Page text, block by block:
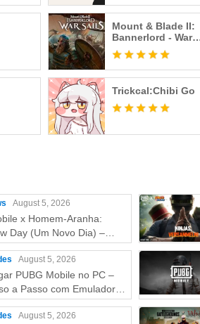
Mount & Blade II:
Bannerlord - War
Sails
Trickcal:Chibi Go
August 5, 2026
x Homem-Aranha:
Day (Um Novo Dia) –
você precisa saber!
August 5, 2026
PUBG Mobile no PC –
a Passo com Emulador
2026)
August 5, 2026